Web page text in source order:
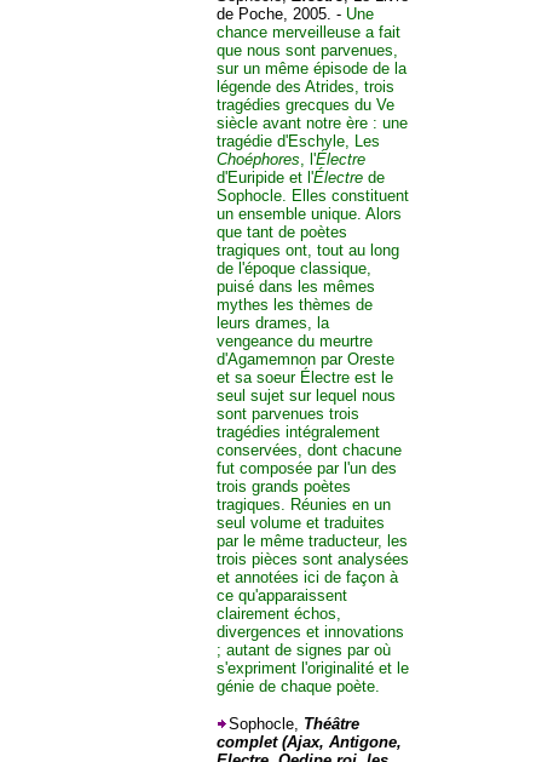
de Poche, 2005. - Une
chance merveilleuse a fait
que nous sont parvenues,
sur un même épisode de la
légende des Atrides, trois
tragédies grecques du Ve
siècle avant notre ère : une
tragédie d'Eschyle, Les
Choéphores, l'Électre
d'Euripide et l'Électre de
Sophocle. Elles constituent
un ensemble unique. Alors
que tant de poètes
tragiques ont, tout au long
de l'époque classique,
puisé dans les mêmes
mythes les thèmes de
leurs drames, la
vengeance du meurtre
d'Agamemnon par Oreste
et sa soeur Électre est le
seul sujet sur lequel nous
sont parvenues trois
tragédies intégralement
conservées, dont chacune
fut composée par l'un des
trois grands poètes
tragiques. Réunies en un
seul volume et traduites
par le même traducteur, les
trois pièces sont analysées
et annotées ici de façon à
ce qu'apparaissent
clairement échos,
divergences et innovations
; autant de signes par où
s'expriment l'originalité et le
génie de chaque poète.
Sophocle, Théâtre
complet (Ajax, Antigone,